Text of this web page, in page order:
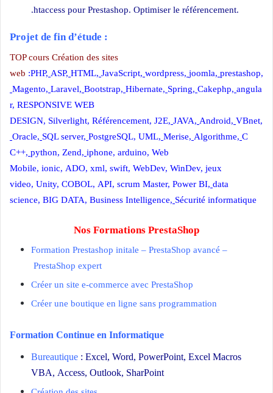
.htaccess pour Prestashop. Optimiser le référencement.
Projet de fin d’étude :
TOP cours Création des sites
web :PHP, ASP, HTML, JavaScript, wordpress, joomla, prestashop,
Magento, Laravel, Bootstrap, Hibernate, Spring, Cakephp, angula
r, RESPONSIVE WEB
DESIGN, Silverlight, Référencement, J2E, JAVA, Android, VBnet,
Oracle, SQL server, PostgreSQL, UML, Merise, Algorithme, C
C++, python, Zend, iphone, arduino, Web
Mobile, ionic, ADO, xml, swift, WebDev, WinDev, jeux
video, Unity, COBOL, API, scrum Master, Power BI, data
science, BIG DATA, Business Intelligence, Sécurité informatique
Nos Formations PrestaShop
Formation Prestashop initale – PrestaShop avancé –
PrestaShop expert
Créer un site e-commerce avec PrestaShop
Créer une boutique en ligne sans programmation
Formation Continue en Informatique
Bureautique : Excel, Word, PowerPoint, Excel Macros
VBA, Access, Outlook, SharPoint